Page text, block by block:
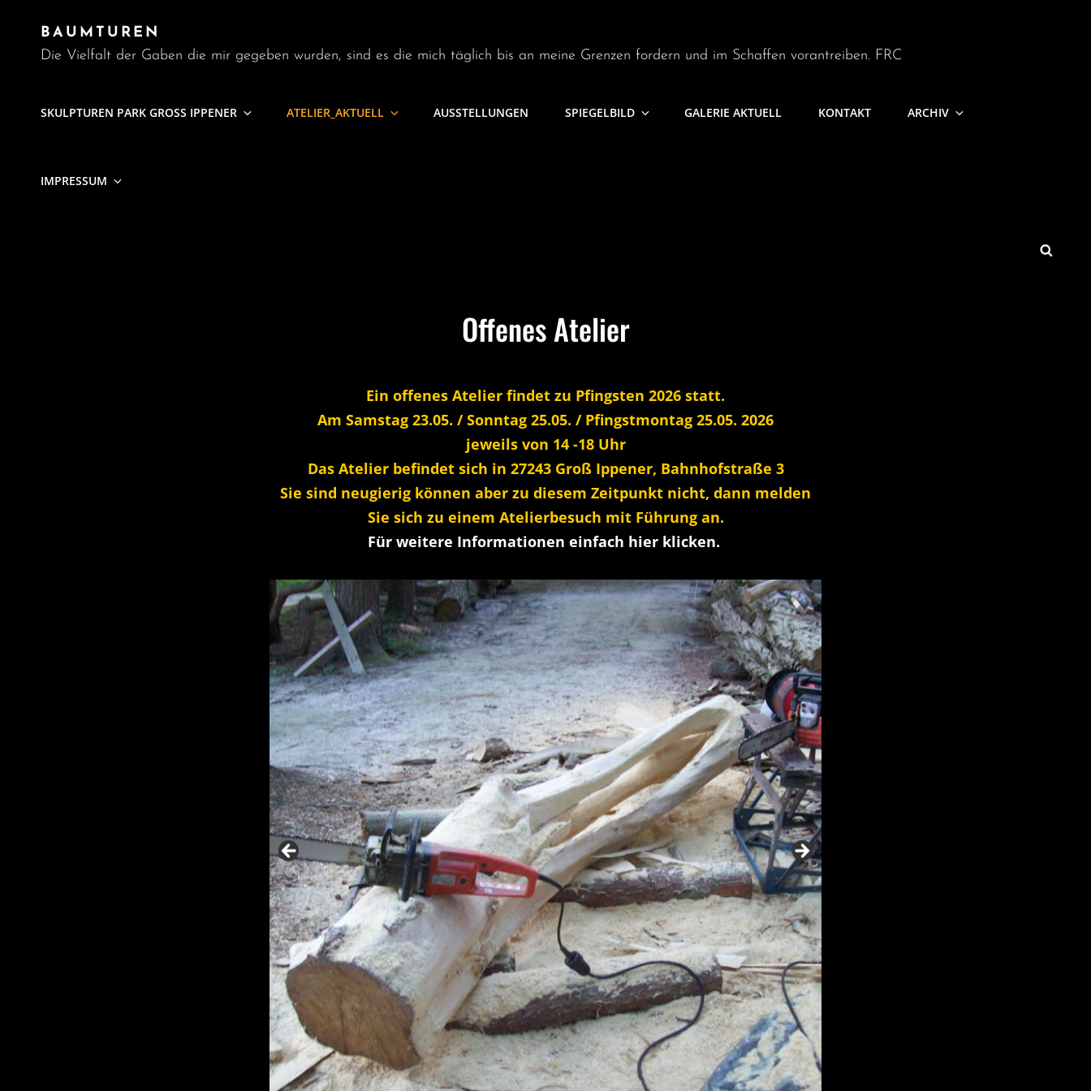
BAUMTUREN
Die Vielfalt der Gaben die mir gegeben wurden, sind es die mich täglich bis an meine Grenzen fordern und im Schaffen vorantreiben. FRC
SKULPTUREN PARK GROSS IPPENER ATELIER_AKTUELL AUSSTELLUNGEN SPIEGELBILD GALERIE AKTUELL KONTAKT ARCHIV
IMPRESSUM
Offenes Atelier
Ein offenes Atelier findet zu Pfingsten 2026 statt.
Am Samstag 23.05. / Sonntag 25.05. / Pfingstmontag 25.05. 2026
jeweils von 14 -18 Uhr
Das Atelier befindet sich in 27243 Groß Ippener, Bahnhofstraße 3
Sie sind neugierig können aber zu diesem Zeitpunkt nicht, dann melden
Sie sich zu einem Atelierbesuch mit Führung an.
Für weitere Informationen einfach hier klicken.